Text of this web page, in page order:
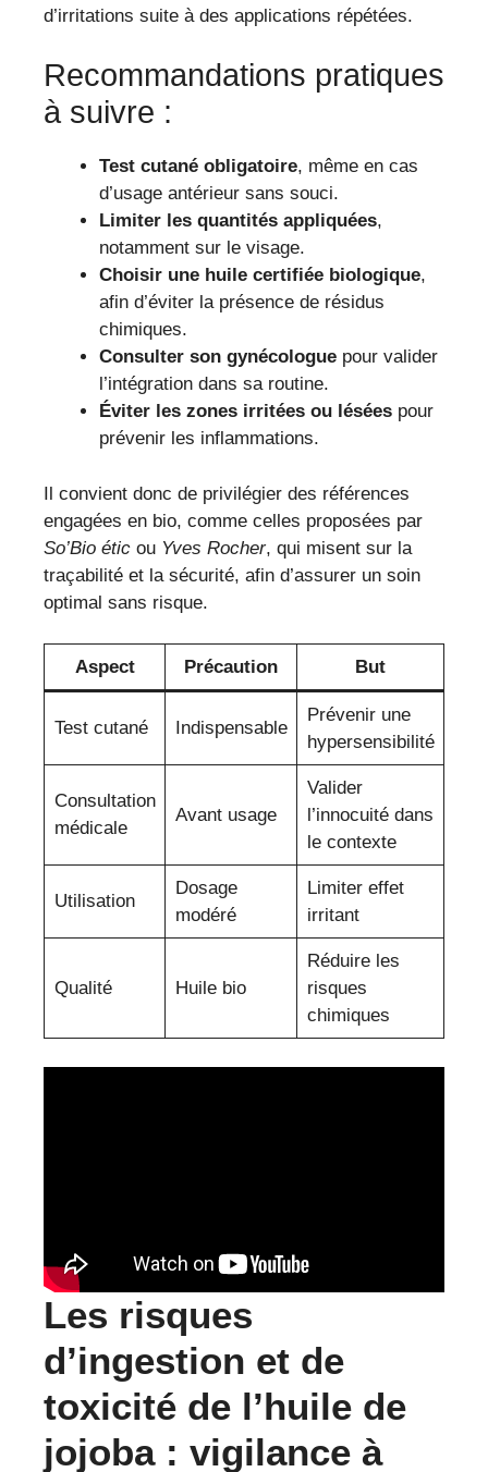
d’irritations suite à des applications répétées.
Recommandations pratiques
à suivre :
Test cutané obligatoire, même en cas
d’usage antérieur sans souci.
Limiter les quantités appliquées,
notamment sur le visage.
Choisir une huile certifiée biologique,
afin d’éviter la présence de résidus
chimiques.
Consulter son gynécologue pour valider
l’intégration dans sa routine.
Éviter les zones irritées ou lésées pour
prévenir les inflammations.
Il convient donc de privilégier des références
engagées en bio, comme celles proposées par
So’Bio étic ou Yves Rocher, qui misent sur la
traçabilité et la sécurité, afin d’assurer un soin
optimal sans risque.
Aspect Précaution But
Test cutané Indispensable
Prévenir une
hypersensibilité
Consultation
médicale
Avant usage
Valider
l’innocuité dans
le contexte
Utilisation
Dosage
modéré
Limiter effet
irritant
Qualité Huile bio
Réduire les
risques
chimiques
Les risques
d’ingestion et de
toxicité de l’huile de
jojoba : vigilance à